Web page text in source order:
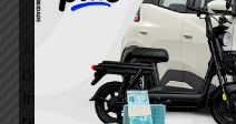
Dia Internacional dos Povos
Indígenas: data marca a